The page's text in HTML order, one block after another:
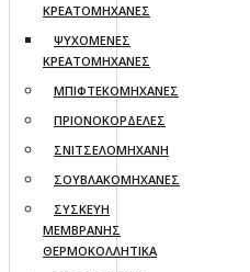
ΚΡΕΑΤΟΜΗΧΑΝΕΣ
ΨΥΧΟΜΕΝΕΣ
ΚΡΕΑΤΟΜΗΧΑΝΕΣ
ΜΠΙΦΤΕΚΟΜΗΧΑΝΕΣ
ΠΡΙΟΝΟΚΟΡΔΕΛΕΣ
ΣΝΙΤΣΕΛΟΜΗΧΑΝΗ
ΣΟΥΒΛΑΚΟΜΗΧΑΝΕΣ
ΣΥΣΚΕΥΗ
ΜΕΜΒΡΑΝΗΣ
ΘΕΡΜΟΚΟΛΛΗΤΙΚΑ